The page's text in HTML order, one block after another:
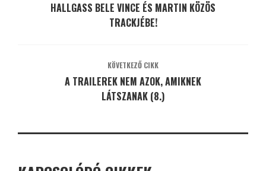
HALLGASS BELE VINCE ÉS MARTIN KÖZÖS
TRACKJÉBE!
KÖVETKEZŐ CIKK
A TRAILEREK NEM AZOK, AMIKNEK
LÁTSZANAK (8.)